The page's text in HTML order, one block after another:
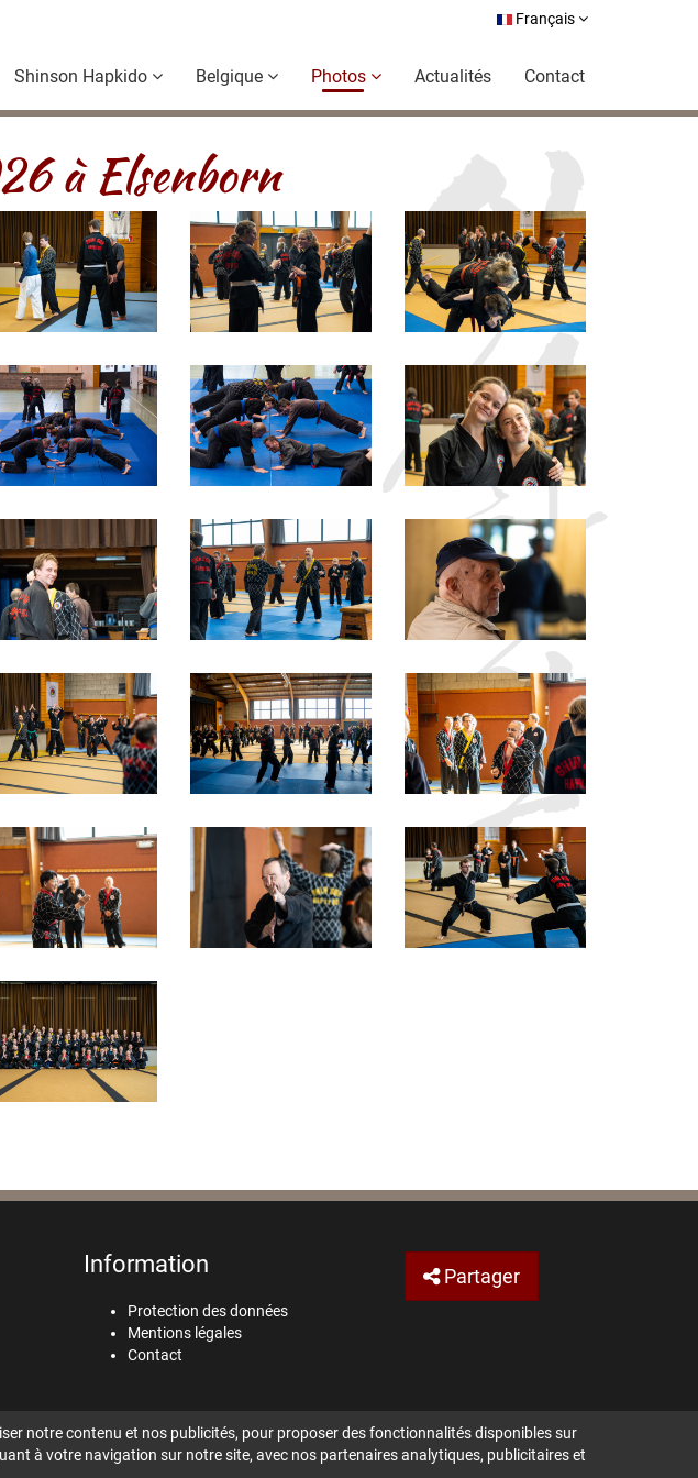
notre contenu et nos publicités, pour proposer des fonctionnalités disponibles sur
à votre navigation sur notre site, avec nos partenaires analytiques, publicitaires et
Français
Shinson Hapkido Belgique Photos Actualités Contact
à Elsenborn
Information
Protection des données
Mentions légales
Contact
Partager